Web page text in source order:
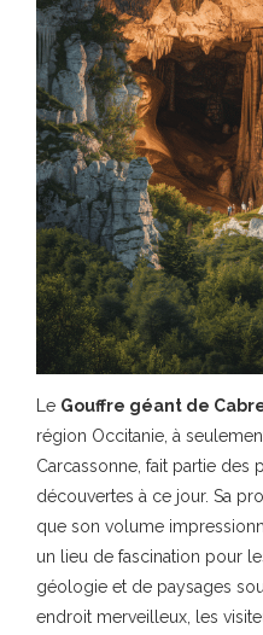
Le Gouffre géant de
région Occitanie, à
Carcassonne, fait partie des
découvertes à ce jour. Sa
que son volume
un lieu de fascination pour
géologie et de paysages
endroit merveilleux, les